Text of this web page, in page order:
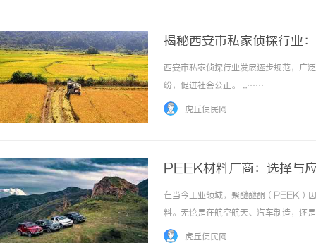
揭秘西安市私家侦探行业
西安市私家侦探行业发展逐步规范，广
纷，促进社会公正。 ...……
虎丘便民网
PEEK材料厂商：选择与
在当今工业领域，聚醚醚酮（PEEK）
料。无论是在航空航天、汽车制造，还
PEEK材料厂商众多，如何选择优质的
虎丘便民网